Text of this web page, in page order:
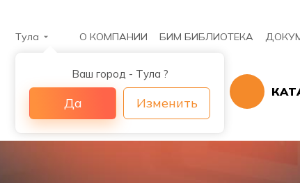
Тула
Ваш город - Тула ?
Да Изменить
О КОМПАНИИ БИМ БИБЛИОТЕКА